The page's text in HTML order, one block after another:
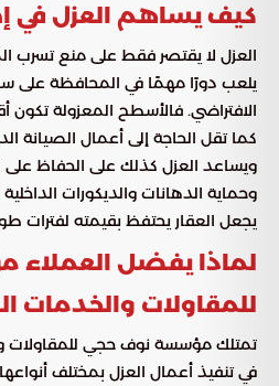
كيف يساهم العزل في
العزل لا يقتصر فقط على منع تسرب
يلعب دورًا مهمًا في المحافظة على
الافتراضي. فالأسطح المعزولة تكون
كما تقل الحاجة إلى أعمال الصيانة
ويساعد العزل كذلك على الحفاظ على
وحماية الدهانات والديكورات الداخلية
يجعل العقار يحتفظ بقيمته لفترات
لماذا يفضل
للمقاولات والخدمات
تمتلك مؤسسة نوف حجي للمقاولات
في تنفيذ أعمال العزل بمختلف